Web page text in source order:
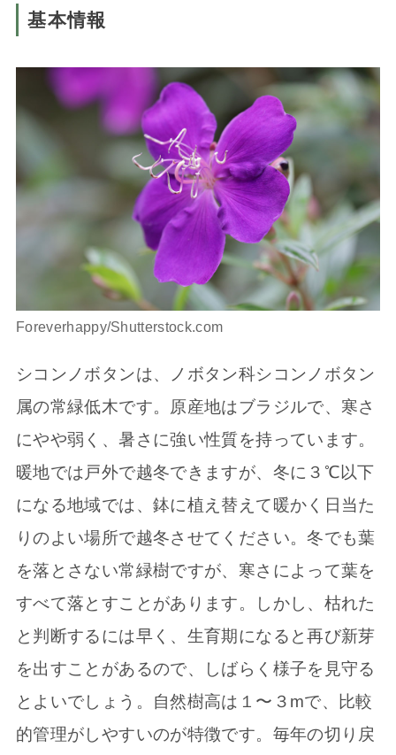
基本情報
Foreverhappy/Shutterstock.com
シコンノボタンは、ノボタン科シコンノボタン
属の常緑低木です。原産地はブラジルで、寒さ
にやや弱く、暑さに強い性質を持っています。
暖地では戸外で越冬できますが、冬に３℃以下
になる地域では、鉢に植え替えて暖かく日当た
りのよい場所で越冬させてください。冬でも葉
を落とさない常緑樹ですが、寒さによって葉を
すべて落とすことがあります。しかし、枯れた
と判断するには早く、生育期になると再び新芽
を出すことがあるので、しばらく様子を見守る
とよいでしょう。自然樹高は１〜３mで、比較
的管理がしやすいのが特徴です。毎年の切り戻